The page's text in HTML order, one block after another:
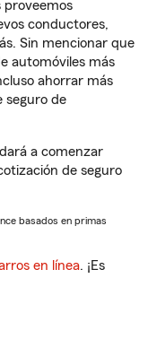
proveemos
conductores,
Sin mencionar que
automóviles más
ahorrar más
seguro de
a comenzar
de seguro
basados en primas
en línea. ¡Es